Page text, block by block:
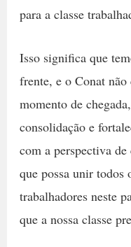
para a classe
Isso significa que
frente, e o Conat
momento de
consolidação e
com a perspectiva
que possa unir todos
trabalhadores neste
que a nossa classe